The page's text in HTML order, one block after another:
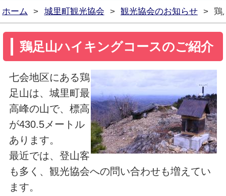
ホーム > 城里町観光協会 > 観光協会のお知らせ > 鶏
鶏足山ハイキングコースのご紹介
七会地区にある鶏
足山は、城里町最
高峰の山で、標高
が430.5メートル
あります。
最近では、登山客
も多く、観光協会への問い合わせも増えてい
ます。